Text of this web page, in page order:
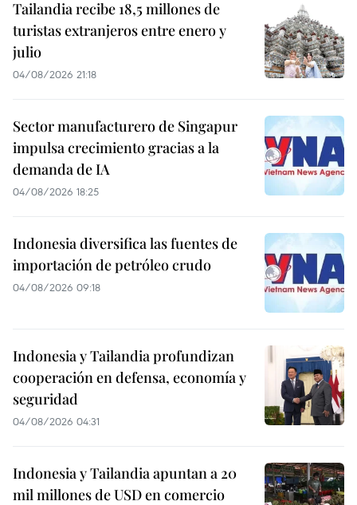
Tailandia recibe 18,5 millones de
turistas extranjeros entre enero y
julio
04/08/2026 21:18
Sector manufacturero de Singapur
impulsa crecimiento gracias a la
demanda de IA
04/08/2026 18:25
Indonesia diversifica las fuentes de
importación de petróleo crudo
04/08/2026 09:18
Indonesia y Tailandia profundizan
cooperación en defensa, economía y
seguridad
04/08/2026 04:31
Indonesia y Tailandia apuntan a 20
mil millones de USD en comercio